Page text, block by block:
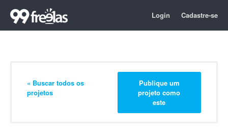
Login Cadastre-se
« Buscar todos os
projetos
Publique um
projeto como
este